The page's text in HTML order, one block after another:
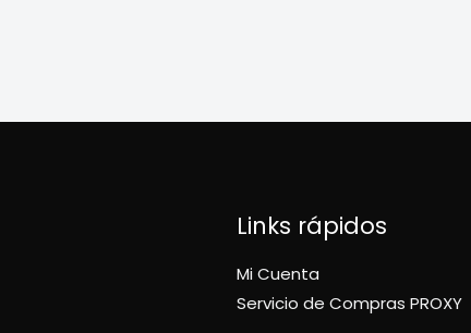
Links rápidos
Mi Cuenta
Servicio de Compras PROXY